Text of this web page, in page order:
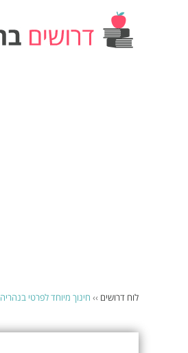
לוח דרושים ›› חינוך מיוחד לפרטי בנהריה